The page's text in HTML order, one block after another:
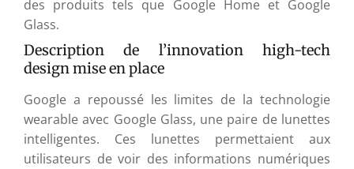
des produits tels que Google Home et Google
Glass.
Description de l’innovation high-tech
design mise en place
Google a repoussé les limites de la technologie
wearable avec Google Glass, une paire de lunettes
intelligentes. Ces lunettes permettaient aux
utilisateurs de voir des informations numériques